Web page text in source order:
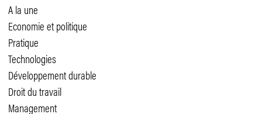
A la une
Economie et politique
Pratique
Technologies
Développement durable
Droit du travail
Management